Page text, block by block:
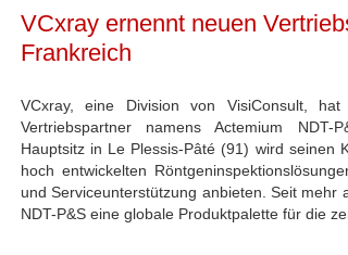
VCxray ernennt neuen
Frankreich
VCxray, eine Division von VisiConsult, hat
Vertriebspartner namens Actemium NDT-
Hauptsitz in Le Plessis-Pâté (91) wird seinen
hoch entwickelten
und Serviceunterstützung anbieten. Seit mehr
NDT-P&S eine globale Produktpalette für die